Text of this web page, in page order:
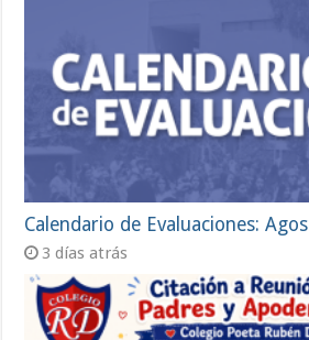
Calendario de Evaluaciones:
3 días atrás